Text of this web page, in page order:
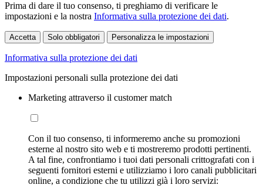
Prima di dare il tuo consenso, ti preghiamo di verificare le
impostazioni e la nostra Informativa sulla protezione dei dati.
Accetta Solo obbligatori Personalizza le impostazioni
Informativa sulla protezione dei dati
Impostazioni personali sulla protezione dei dati
Marketing attraverso il customer match
Con il tuo consenso, ti informeremo anche su promozioni
esterne al nostro sito web e ti mostreremo prodotti pertinenti.
A tal fine, confrontiamo i tuoi dati personali crittografati con i
seguenti fornitori esterni e utilizziamo i loro canali pubblicitari
online, a condizione che tu utilizzi già i loro servizi: